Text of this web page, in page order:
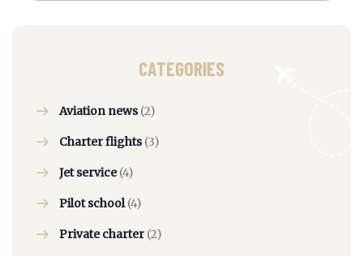
CATEGORIES
Aviation news(2)
Charter flights(3)
Jet service(4)
Pilot school(4)
Private charter (2)